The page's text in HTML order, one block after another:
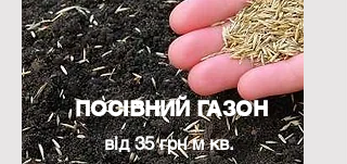
ПОСІВНИЙ ГАЗОН
від 35 грн м кв.